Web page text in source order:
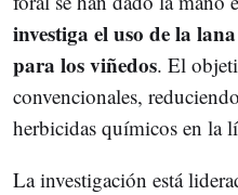
investiga el uso de la
para los viñedos. El
convencionales,
herbicidas químicos en la
La investigación está